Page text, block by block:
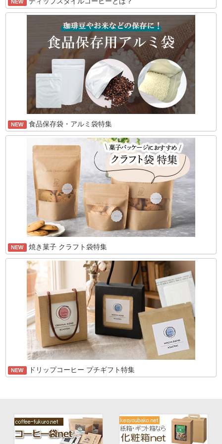
NEW
NEW 食品保存袋・アルミ袋特集
NEW 焼き菓子 クラフト袋特集
NEW ドリップコーヒー プチギフト特集